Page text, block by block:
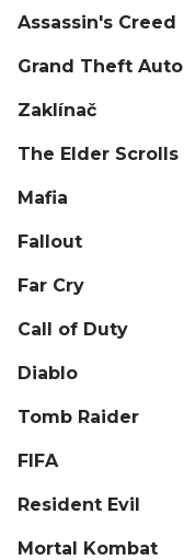
Assassin's Creed
Grand Theft Auto
Zaklínač
The Elder Scrolls
Mafia
Fallout
Far Cry
Call of Duty
Diablo
Tomb Raider
FIFA
Resident Evil
Mortal Kombat